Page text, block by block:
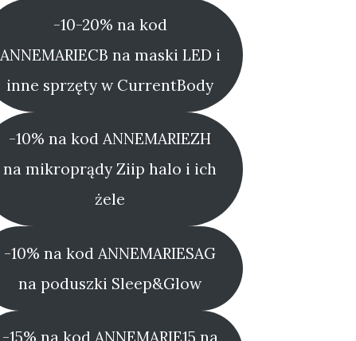
-10-20% na kod
ANNEMARIECB na maski LED i
inne sprzęty w CurrentBody
-10% na kod ANNEMARIEZH
na mikroprądy Ziip halo i ich
żele
-10% na kod ANNEMARIESAG
na poduszki Sleep&Glow